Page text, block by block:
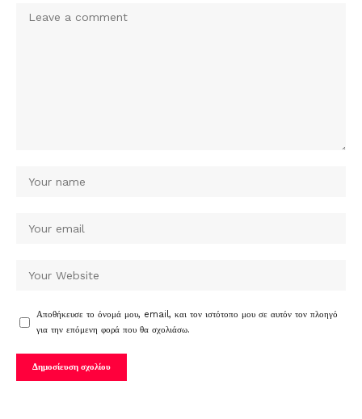
Αποθήκευσε το όνομά μου, email, και τον ιστότοπο μου σε αυτόν τον πλοηγό
για την επόμενη φορά που θα σχολιάσω.